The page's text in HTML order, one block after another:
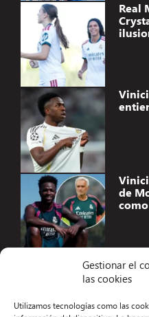
Gestionar el
las cookies
Utilizamos tecnologías como las
Real
de